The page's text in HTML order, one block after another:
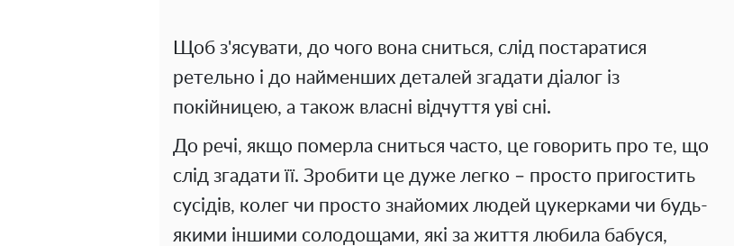
Щоб з'ясувати, до чого вона сниться, слід постаратися
ретельно і до найменших деталей згадати діалог із
покійницею, а також власні відчуття уві сні.
До речі, якщо померла сниться часто, це говорить про те, що
слід згадати її. Зробити це дуже легко – просто пригостить
сусідів, колег чи просто знайомих людей цукерками чи будь-
якими іншими солодощами, які за життя любила бабуся,